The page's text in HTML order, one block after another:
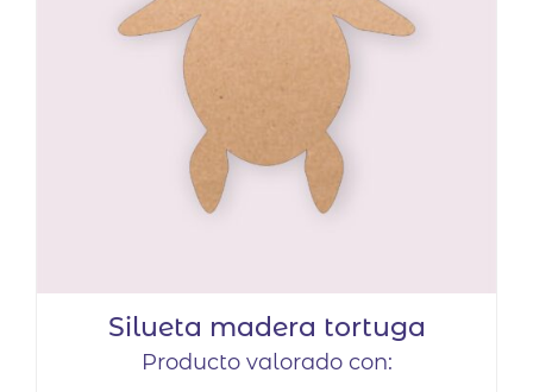
Silueta madera tortuga
Producto valorado con: